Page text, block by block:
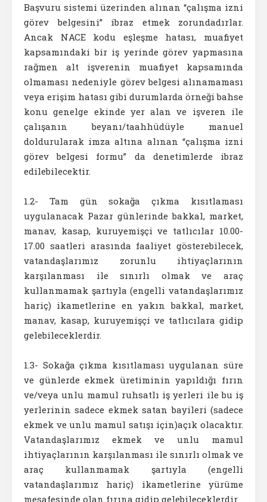
Başvuru sistemi üzerinden alınan “çalışma izni
görev belgesini” ibraz etmek zorundadırlar.
Ancak NACE kodu eşleşme hatası, muafiyet
kapsamındaki bir iş yerinde görev yapmasına
rağmen alt işverenin muafiyet kapsamında
olmaması nedeniyle görev belgesi alınamaması
veya erişim hatası gibi durumlarda örneği bahse
konu genelge ekinde yer alan ve işveren ile
çalışanın beyanı/taahhüdüyle manuel
doldurularak imza altına alınan “çalışma izni
görev belgesi formu” da denetimlerde ibraz
edilebilecektir.
1.2- Tam gün sokağa çıkma kısıtlaması
uygulanacak Pazar günlerinde bakkal, market,
manav, kasap, kuruyemişçi ve tatlıcılar 10.00-
17.00 saatleri arasında faaliyet gösterebilecek,
vatandaşlarımız zorunlu ihtiyaçlarının
karşılanması ile sınırlı olmak ve araç
kullanmamak şartıyla (engelli vatandaşlarımız
hariç) ikametlerine en yakın bakkal, market,
manav, kasap, kuruyemişçi ve tatlıcılara gidip
gelebileceklerdir.
1.3- Sokağa çıkma kısıtlaması uygulanan süre
ve günlerde ekmek üretiminin yapıldığı fırın
ve/veya unlu mamul ruhsatlı iş yerleri ile bu iş
yerlerinin sadece ekmek satan bayileri (sadece
ekmek ve unlu mamul satışı için)açık olacaktır.
Vatandaşlarımız ekmek ve unlu mamul
ihtiyaçlarının karşılanması ile sınırlı olmak ve
araç kullanmamak şartıyla (engelli
vatandaşlarımız hariç) ikametlerine yürüme
mesafesinde olan fırına gidip gelebileceklerdir.